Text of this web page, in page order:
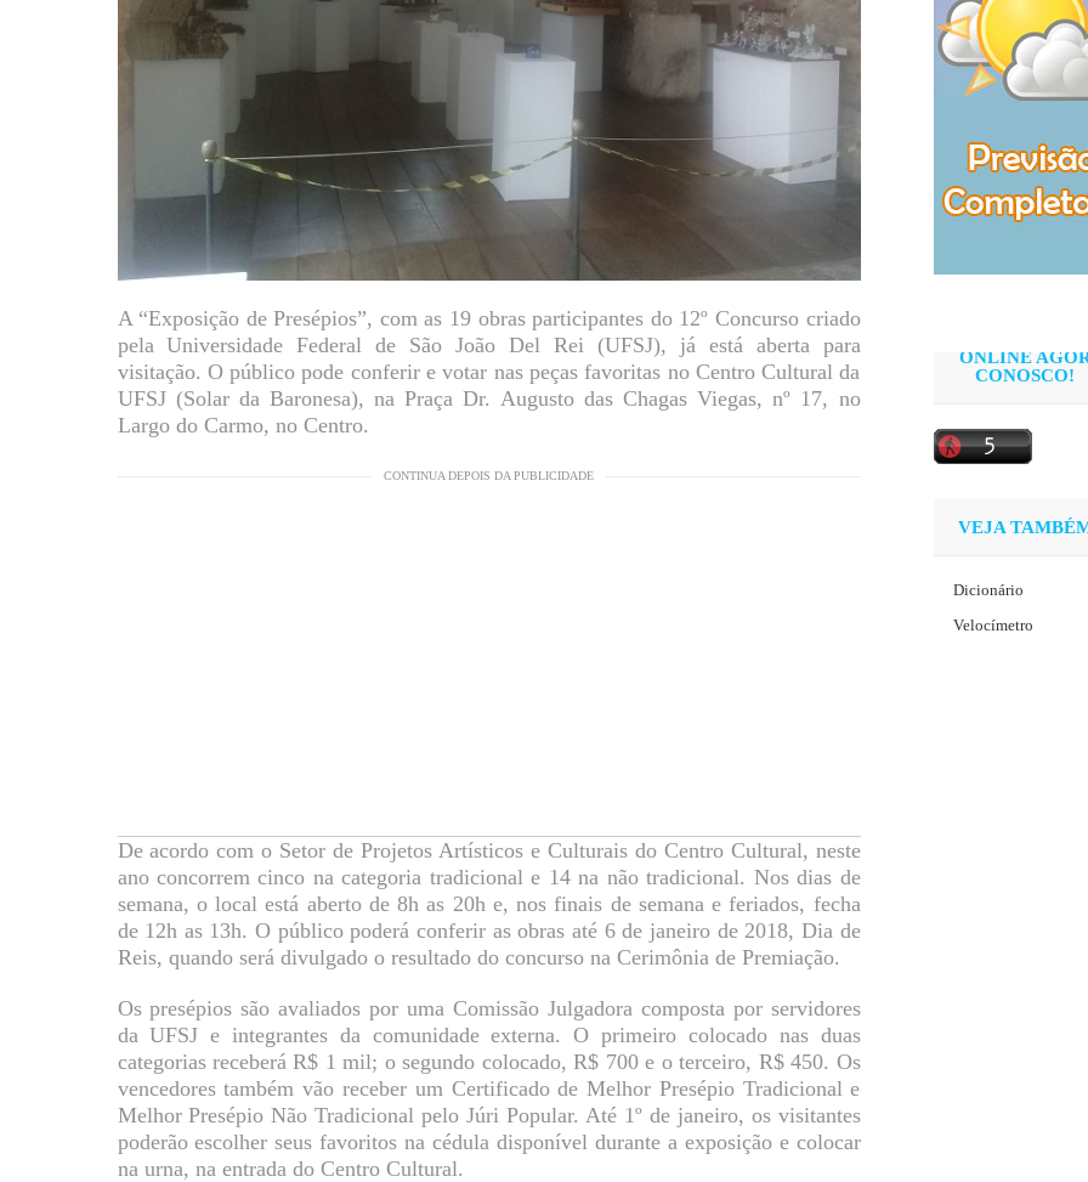
A “Exposição de Presépios”, com as 19 obras participantes do 12º Concurso criado
pela Universidade Federal de São João Del Rei (UFSJ), já está aberta para
visitação. O público pode conferir e votar nas peças favoritas no Centro Cultural da
UFSJ (Solar da Baronesa), na Praça Dr. Augusto das Chagas Viegas, nº 17, no
Largo do Carmo, no Centro.
CONTINUA DEPOIS DA PUBLICIDADE
De acordo com o Setor de Projetos Artísticos e Culturais do Centro Cultural, neste
ano concorrem cinco na categoria tradicional e 14 na não tradicional. Nos dias de
semana, o local está aberto de 8h as 20h e, nos finais de semana e feriados, fecha
de 12h as 13h. O público poderá conferir as obras até 6 de janeiro de 2018, Dia de
Reis, quando será divulgado o resultado do concurso na Cerimônia de Premiação.
Os presépios são avaliados por uma Comissão Julgadora composta por servidores
da UFSJ e integrantes da comunidade externa. O primeiro colocado nas duas
categorias receberá R$ 1 mil; o segundo colocado, R$ 700 e o terceiro, R$ 450. Os
vencedores também vão receber um Certificado de Melhor Presépio Tradicional e
Melhor Presépio Não Tradicional pelo Júri Popular. Até 1º de janeiro, os visitantes
poderão escolher seus favoritos na cédula disponível durante a exposição e colocar
na urna, na entrada do Centro Cultural.
ONLINE
CONOSCO!
VEJA
Dicionário
Velocímetro